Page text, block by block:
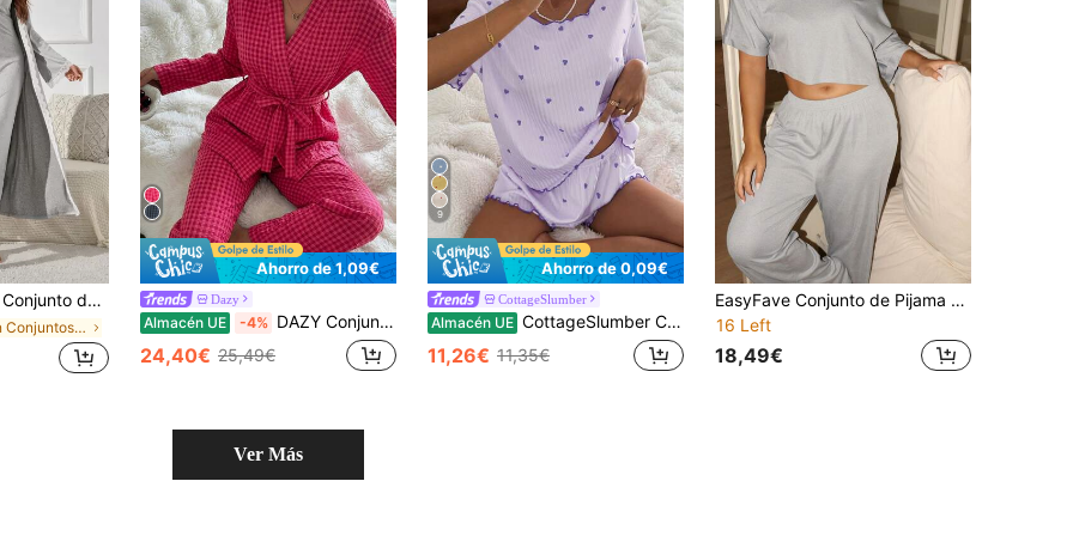
y vestido elegante de tirantes finos para mujer, ropa de otoño e invierno cómoda y con detalles elegantes
en Conjuntos de batas Ropa de dormir para mujer
Ahorro de 1,09€
Dazy
Almacén UE -4% DAZY Conjunto de pijama de manga larga a cuadros con cinturón y pantalones largos para mujer, ropa de otoño/invierno
24,40€ 25,49€
9
Ahorro de 0,09€
CottageSlumber
Almacén UE CottageSlumber Conjunto de pijama de manga corta y pantalón corto de punto acanalado de ajuste holgado con corazón morado para mujer
11,26€ 11,35€
EasyFave Conjunto de Pijama Minimalista y Cómodo Lowkey Lull Gris con Top de Tirantes & Pantalones Largos, Conjunto de Ropa de Estar en Casa Chic de Otoño 2 Piezas, Pijama Neutro Dulce para Mujer
16 Left
18,49€
Ver Más